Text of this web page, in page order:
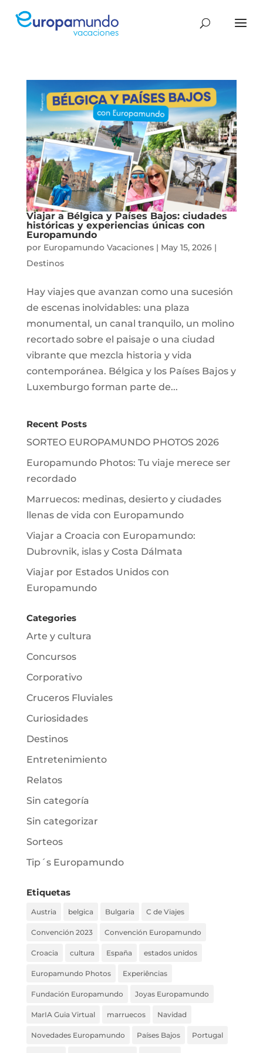
Viajar a Bélgica y Países Bajos: ciudades
históricas y experiencias únicas con
Europamundo
por Europamundo Vacaciones| May 15, 2026|
Destinos
Hay viajes que avanzan como una sucesión
de escenas inolvidables: una plaza
monumental, un canal tranquilo, un molino
recortado sobre el paisaje o una ciudad
vibrante que mezcla historia y vida
contemporánea. Bélgica y los Países Bajos y
Luxemburgo forman parte de...
Recent Posts
SORTEO EUROPAMUNDO PHOTOS 2026
Europamundo Photos: Tu viaje merece ser
recordado
Marruecos: medinas, desierto y ciudades
llenas de vida con Europamundo
Viajar a Croacia con Europamundo:
Dubrovnik, islas y Costa Dálmata
Viajar por Estados Unidos con
Europamundo
Categories
Arte y cultura
Concursos
Corporativo
Cruceros Fluviales
Curiosidades
Destinos
Entretenimiento
Relatos
Sin categoría
Sin categorizar
Sorteos
Tip´s Europamundo
Etiquetas
Austria belgica Bulgaria C de Viajes
Convención 2023 Convención Europamundo
Croacia cultura España estados unidos
Europamundo Photos Experiências
Fundación Europamundo Joyas Europamundo
MarIA Guia Virtual marruecos Navidad
Novedades Europamundo Países Bajos Portugal